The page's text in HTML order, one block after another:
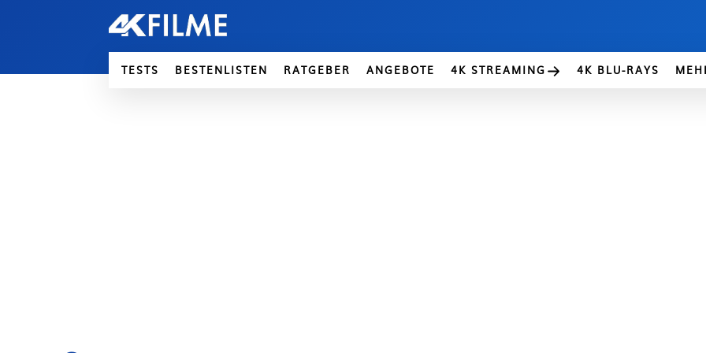
TESTS BESTENLISTEN RATGEBER ANGEBOTE 4K STREAMING 4K BLU-RAYS